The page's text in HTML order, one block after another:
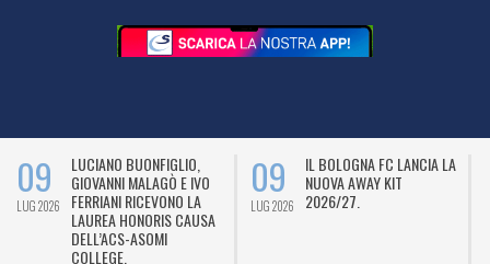
09
LUG 2026
LUCIANO BUONFIGLIO,
GIOVANNI MALAGÒ E IVO
FERRIANI RICEVONO LA
LAUREA HONORIS CAUSA
DELL’ACS-ASOMI
COLLEGE.
09
LUG 2026
IL BOLOGNA FC LANCIA LA
NUOVA AWAY KIT
2026/27.